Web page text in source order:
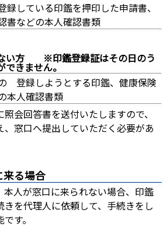
録している印鑑を押印した申請書、
書などの本人確認書類
い方 ※印鑑登録証はその日のう
できません。
登録しようとする印鑑、健康保険
本人確認書類
会回答書を送付いたしますので、
窓口へ提出していただく必要があ
来る場合
人が窓口に来られない場合、印鑑
を代理人に依頼して、手続きをし
す。